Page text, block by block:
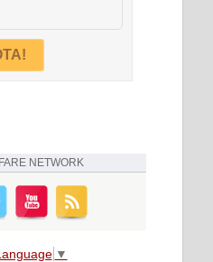
NETWORK
▼